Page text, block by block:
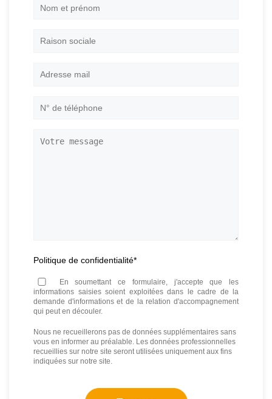
Nom
Raison
Adresse
N°
Votre
Politique de confidentialité*
En soumettant ce formulaire, j'accepte que les
informations saisies soient exploitées dans le cadre de la
demande d'informations et de la relation d'accompagnement
qui peut en découler.
Nous ne recueillerons pas de données supplémentaires sans
vous en informer au préalable. Les données professionnelles
recueillies sur notre site seront utilisées uniquement aux fins
indiquées sur notre site.